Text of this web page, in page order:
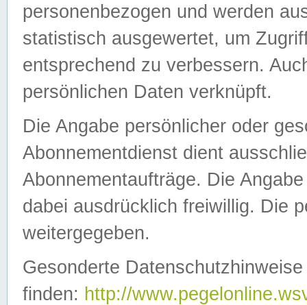
personenbezogen und werden
statistisch ausgewertet, um
entsprechend zu verbessern.
persönlichen Daten verknüpft.
Die Angabe persönlicher oder
Abonnementdienst dient
Abonnementaufträge. Die
dabei ausdrücklich freiwillig. Die
weitergegeben.
Gesonderte
finden: http://